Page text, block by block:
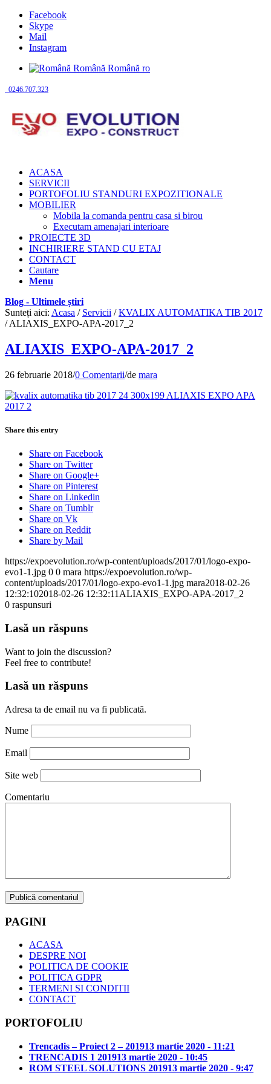
Facebook
Skype
Mail
Instagram
Română Română ro
0246.707.323
ACASA
SERVICII
PORTOFOLIU STANDURI EXPOZITIONALE
MOBILIER
Mobila la comanda pentru casa si birou
Executam amenajari interioare
PROIECTE 3D
INCHIRIERE STAND CU ETAJ
CONTACT
Cautare
Menu
Blog - Ultimele știri
Sunteți aici: Acasa / Servicii / KVALIX AUTOMATIKA TIB 2017
/ ALIAXIS_EXPO-APA-2017_2
ALIAXIS_EXPO-APA-2017_2
26 februarie 2018/0 Comentarii/de mara
Share this entry
Share on Facebook
Share on Twitter
Share on Google+
Share on Pinterest
Share on Linkedin
Share on Tumblr
Share on Vk
Share on Reddit
Share by Mail
https://expoevolution.ro/wp-content/uploads/2017/01/logo-expo-
evo1-1.jpg 0 0 mara https://expoevolution.ro/wp-
content/uploads/2017/01/logo-expo-evo1-1.jpg mara2018-02-26
12:32:102018-02-26 12:32:11 ALIAXIS_EXPO-APA-2017_2
0 raspunsuri
Lasă un răspuns
Want to join the discussion?
Feel free to contribute!
Lasă un răspuns
Adresa ta de email nu va fi publicată.
Nume
Email
Site web
Comentariu
PAGINI
ACASA
DESPRE NOI
POLITICA DE COOKIE
POLITICA GDPR
TERMENI SI CONDITII
CONTACT
PORTOFOLIU
Trencadis – Proiect 2 – 201913 martie 2020 - 11:21
TRENCADIS 1 201913 martie 2020 - 10:45
ROM STEEL SOLUTIONS 201913 martie 2020 - 9:47